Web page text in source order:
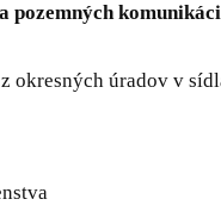
úradov v